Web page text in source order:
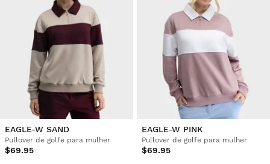
EAGLE-W SAND
Pullover de golfe para mulher
$69.95
EAGLE-W PINK
Pullover de golfe para mulher
$69.95